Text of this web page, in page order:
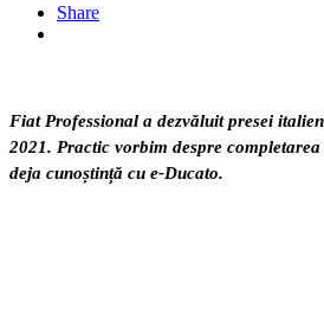
Share
Fiat Professional a dezvăluit presei
2021. Practic vorbim despre
deja cunoștință cu e-Ducato.